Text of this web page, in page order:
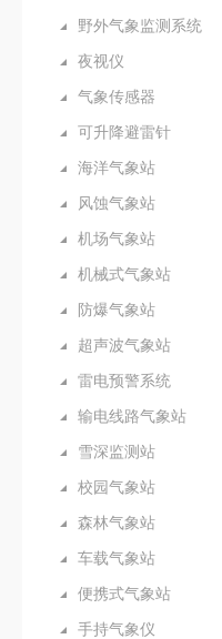
野外气象监测系统
夜视仪
气象传感器
可升降避雷针
海洋气象站
风蚀气象站
机场气象站
机械式气象站
防爆气象站
超声波气象站
雷电预警系统
输电线路气象站
雪深监测站
校园气象站
森林气象站
车载气象站
便携式气象站
手持气象仪